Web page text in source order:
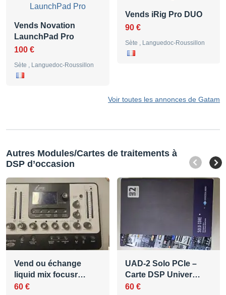
Vends Novation
LaunchPad Pro
100 €
Sète , Languedoc-Roussillon
Vends iRig Pro DUO
90 €
Sète , Languedoc-Roussillon
Voir toutes les annonces de Gatam
Autres Modules/Cartes de traitements à
DSP d’occasion
Vend ou échange
liquid mix focusr…
60 €
UAD-2 Solo PCIe –
Carte DSP Univer…
60 €